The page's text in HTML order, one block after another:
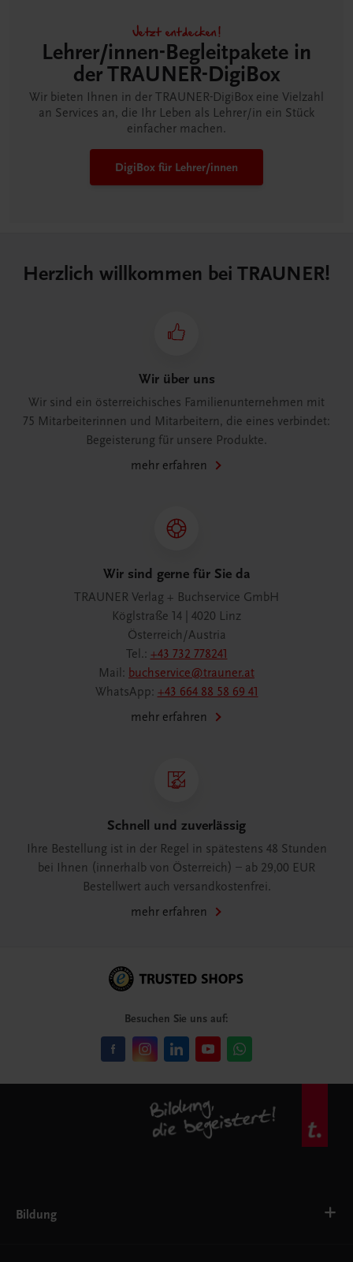
Jetzt entdecken!
Lehrer/innen-Begleitpakete in
der TRAUNER-DigiBox
Wir bieten Ihnen in der TRAUNER-DigiBox eine Vielzahl
an Services an, die Ihr Leben als Lehrer/in ein Stück
einfacher machen.
DigiBox für Lehrer/innen
Herzlich willkommen bei TRAUNER!
Wir über uns
Wir sind ein österreichisches Familienunternehmen mit
75 Mitarbeiterinnen und Mitarbeitern, die eines verbindet:
Begeisterung für unsere Produkte.
mehr erfahren
Wir sind gerne für Sie da
TRAUNER Verlag + Buchservice GmbH
Köglstraße 14 | 4020 Linz
Österreich/Austria
Tel.: +43 732 778241
Mail: buchservice@trauner.at
WhatsApp: +43 664 88 58 69 41
mehr erfahren
Schnell und zuverlässig
Ihre Bestellung ist in der Regel in spätestens 48 Stunden
bei Ihnen (innerhalb von Österreich) – ab 29,00 EUR
Bestellwert auch versandkostenfrei.
mehr erfahren
Besuchen Sie uns auf:
Bildung